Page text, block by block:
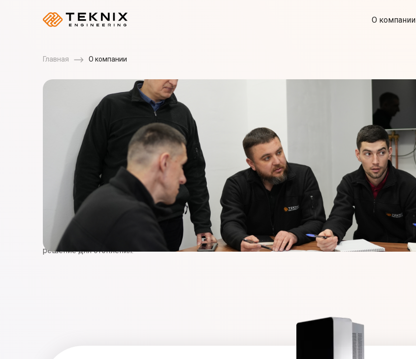
О компании
Главная О компании
Компания
S PLUSZ K TECHNIK KFT
Основана в 2013 году в Венгрии, наша компания является новатором в
производстве умных электрических котлов. Это путешествие началось с
команды экспертов, которые на протяжении многих лет поставляли
компоненты и аксессуары многочисленным производителям котлов и
поставщикам отопительного оборудования. С этим богатым опытом и
большим багажом знаний наша компания отправилась с четким видением:
создать экологически чистое, технологически передовое и стильное
решение для отопления.